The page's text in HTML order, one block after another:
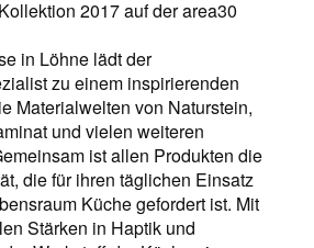
2017 auf der area30
in Löhne lädt der
zu einem inspirierenden
Materialwelten von Naturstein,
und vielen weiteren
ist allen Produkten die
die für ihren täglichen Einsatz
Küche gefordert ist. Mit
Stärken in Haptik und